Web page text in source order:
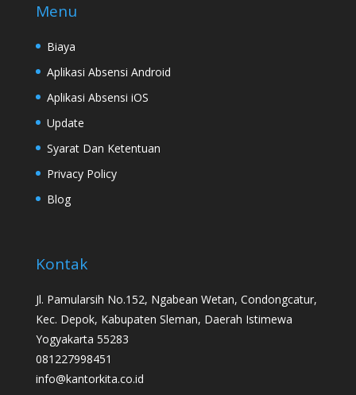
Menu
Biaya
Aplikasi Absensi Android
Aplikasi Absensi iOS
Update
Syarat Dan Ketentuan
Privacy Policy
Blog
Kontak
Jl. Pamularsih No.152, Ngabean Wetan, Condongcatur,
Kec. Depok, Kabupaten Sleman, Daerah Istimewa
Yogyakarta 55283
081227998451
info@kantorkita.co.id